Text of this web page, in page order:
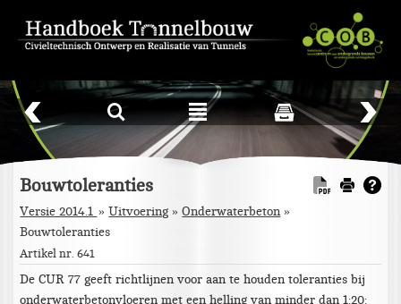
L ²
Bouwtoleranties
Versie 2014.1 Uitvoering »Onderwaterbeton »
Bouwtoleranties
Artikel nr. 641
De CUR 77 geeft richtlijnen voor aan te houden toleranties bij
onderwaterbetonvloeren met een helling van minder dan 1:20: